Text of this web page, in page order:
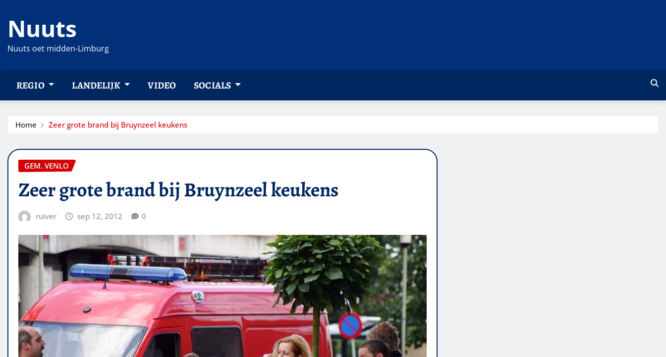
naar
inhoud
Nuuts
Nuuts oet midden-Limburg
REGIO LANDELIJK VIDEO SOCIALS
Home Zeer grote brand bij Bruynzeel keukens
GEM. VENLO
Zeer grote brand bij Bruynzeel keukens
ruiver sep 12, 2012 0